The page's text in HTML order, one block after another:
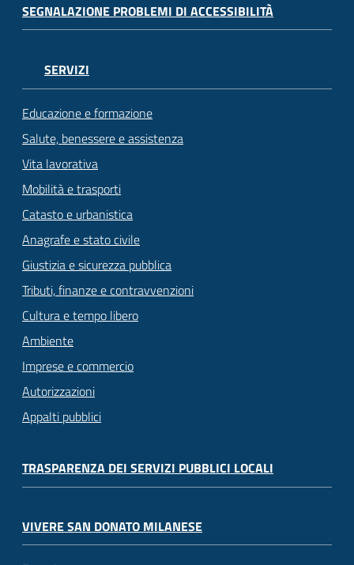
SEGNALAZIONE PROBLEMI DI ACCESSIBILITÀ
SERVIZI
Educazione e formazione
Salute, benessere e assistenza
Vita lavorativa
Mobilità e trasporti
Catasto e urbanistica
Anagrafe e stato civile
Giustizia e sicurezza pubblica
Tributi, finanze e contravvenzioni
Cultura e tempo libero
Ambiente
Imprese e commercio
Autorizzazioni
Appalti pubblici
TRASPARENZA DEI SERVIZI PUBBLICI LOCALI
VIVERE SAN DONATO MILANESE